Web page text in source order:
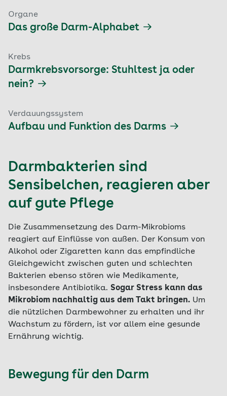
Organe
Das große Darm-Alphabet
Krebs
Darmkrebsvorsorge: Stuhltest ja oder
nein?
Verdauungssystem
Aufbau und Funktion des Darms
Darmbakterien sind
Sensibelchen, reagieren aber
auf gute Pflege
Die Zusammensetzung des Darm-Mikrobioms
reagiert auf Einflüsse von außen. Der Konsum von
Alkohol oder Zigaretten kann das empfindliche
Gleichgewicht zwischen guten und schlechten
Bakterien ebenso stören wie Medikamente,
insbesondere Antibiotika. Sogar Stress kann das
Mikrobiom nachhaltig aus dem Takt bringen. Um
die nützlichen Darmbewohner zu erhalten und ihr
Wachstum zu fördern, ist vor allem eine gesunde
Ernährung wichtig.
Bewegung für den Darm